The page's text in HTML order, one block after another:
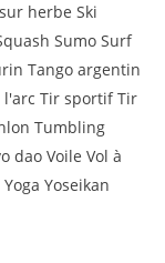
herbe Ski
Sumo Surf
Tango argentin
l'arc Tir sportif Tir
Tumbling
dao Voile Vol à
Yoseikan